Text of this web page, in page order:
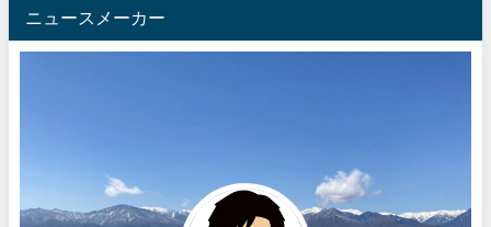
ニュースメーカー